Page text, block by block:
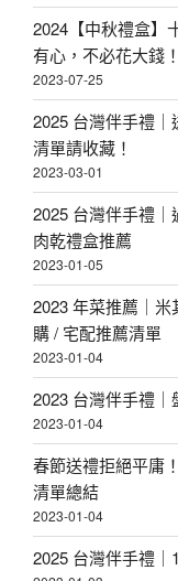
2024【中秋禮盒】
有心，不必花大錢！
2023-07-25
2025 台灣伴手禮｜
清單請收藏！
2023-03-01
2025 台灣伴手禮
肉乾禮盒推薦
2023-01-05
2023 年菜推薦｜
購 / 宅配推薦清單
2023-01-04
2023 台灣伴手禮
2023-01-04
春節送禮拒絕平庸
清單總結
2023-01-04
2025 台灣伴手禮｜